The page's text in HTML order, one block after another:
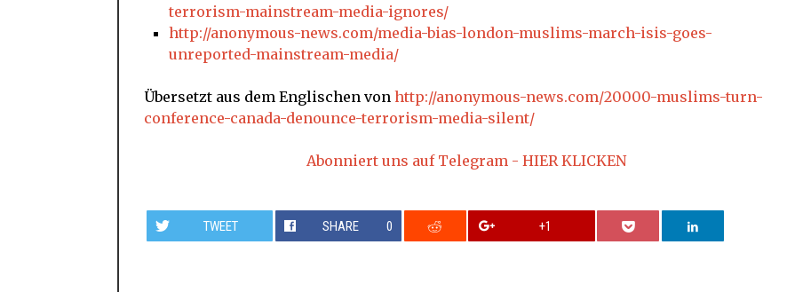
terrorism-mainstream-media-ignores/
http://anonymous-news.com/media-bias-london-muslims-march-isis-goes-
unreported-mainstream-media/
Übersetzt aus dem Englischen von http://anonymous-news.com/20000-muslims-turn-
conference-canada-denounce-terrorism-media-silent/
Abonniert uns auf Telegram - HIER KLICKEN
TWEET SHARE 0 +1